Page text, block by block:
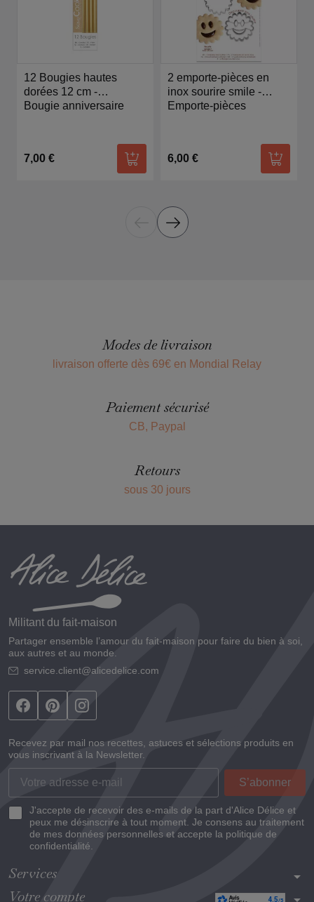
12 Bougies hautes
dorées 12 cm -
Scrapcooking
Bougie anniversaire
7,00 €
Ajouter au panier
2 emporte-pièces en
inox sourire smile -
Scrapcooking
Emporte-pièces
6,00 €
Ajouter
Modes de livraison
livraison offerte dès 69€ en Mondial Relay
Paiement sécurisé
CB, Paypal
Retours
sous 30 jours
Militant du fait-maison
Partager ensemble l’amour du fait-maison pour faire du bien à soi,
aux autres et au monde.
service.client@alicedelice.com
Recevez par mail nos recettes, astuces et sélections produits en
vous inscrivant à la Newsletter.
J'accepte de recevoir des e-mails de la part d'Alice Délice et
peux me désinscrire à tout moment. Je consens au traitement
de mes données personnelles et accepte la politique de
confidentialité.
Services arrow_drop_down
Votre compte